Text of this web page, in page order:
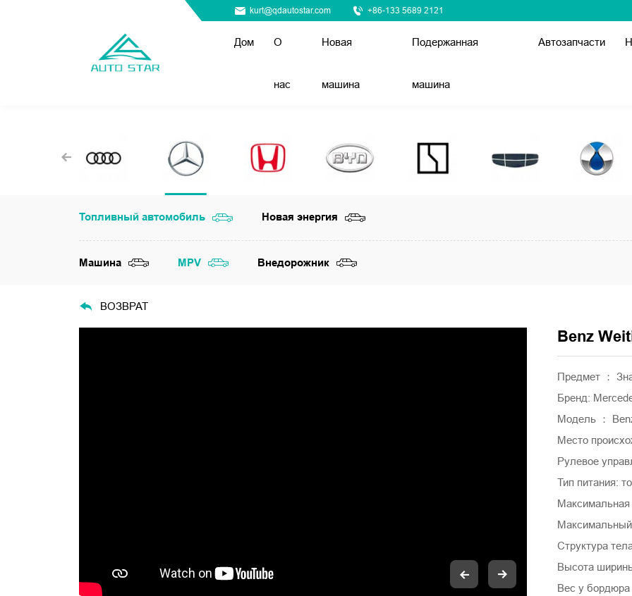
kurt@qdautostar.com +86-133 5689 2121
Дом О
нас
Новая
машина
Подержанная
машина
Автозапчасти
Топливный автомобиль Новая энергия
Машина MPV Внедорожник
ВОЗВРАТ
Benz
Предмет ：
Бренд:
Модель ：
Место
Рулевое
Тип питания:
Максимальная
Структура
Высота
Вес у бордюра